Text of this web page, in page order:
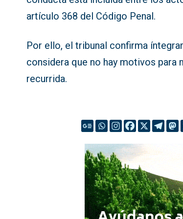
artículo 368 del Código Penal.
Por ello, el tribunal confirma
considera que no hay motivos para
recurrida.